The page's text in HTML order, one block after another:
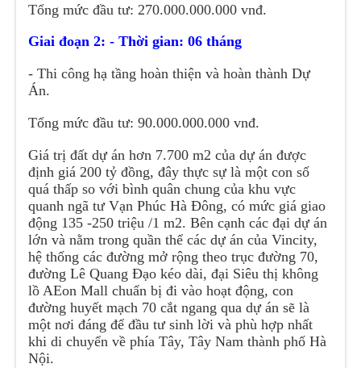
Tổng mức đầu tư: 270.000.000.000 vnđ.
Giai đoạn 2: - Thời gian: 06 tháng
- Thi công hạ tầng hoàn thiện và hoàn thành Dự
Án.
Tổng mức đầu tư: 90.000.000.000 vnđ.
Giá trị đất dự án hơn 7.700 m2 của dự án được
định giá 200 tỷ đồng, đây thực sự là một con số
quá thấp so với bình quân chung của khu vực
quanh ngã tư Vạn Phúc Hà Đông, có mức giá giao
động 135 -250 triệu /1 m2. Bên cạnh các đại dự án
lớn và nằm trong quần thể các dự án của Vincity,
hệ thống các đường mở rộng theo trục đường 70,
đường Lê Quang Đạo kéo dài, đại Siêu thị không
lồ AEon Mall chuẩn bị đi vào hoạt động, con
đường huyết mạch 70 cắt ngang qua dự án sẽ là
một nơi đáng để đầu tư sinh lời và phù hợp nhất
khi di chuyển về phía Tây, Tây Nam thành phố Hà
Nội.